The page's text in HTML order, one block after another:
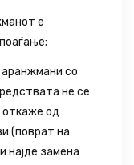
е
аранжмани со
не се
откаже од
(поврат на
најде замена